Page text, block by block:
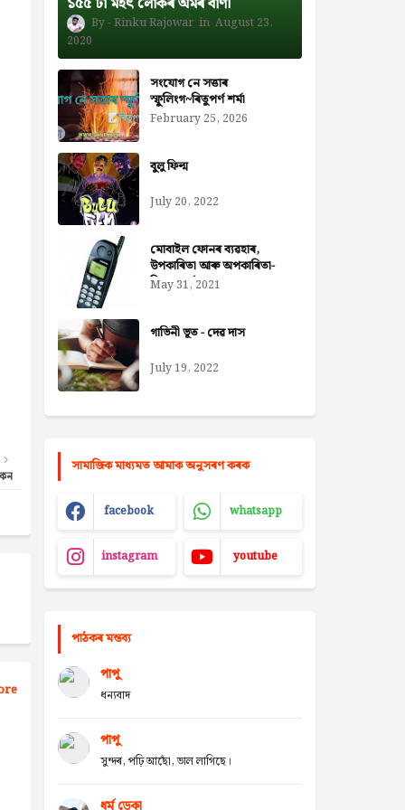
Rinku Rajowar
August 23,
2020
সংযোগ নে সত্তাৰ
স্ফুলিংগ~ৰিতুপৰ্ণ শৰ্মা
February 25, 2026
বুলু ফিল্ম
July 20, 2022
মোবাইল ফোনৰ ব্যৱহাৰ,
উপকাৰিতা আৰু অপকাৰিতা-
নিজৰা বৰ্মন ডেকা
May 31, 2021
গাভিনী ভূত - দেৱ দাস
July 19, 2022
সামাজিক মাধ্যমত আমাক অনুসৰণ কৰক
facebook whatsapp
instagram youtube
পাঠকৰ মন্তব্য
পাপু
ধন্যবাদ
পাপু
সুন্দৰ, পঢ়ি আছোঁ, ভাল লাগিছে।